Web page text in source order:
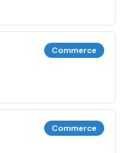
Commerce
Commerce